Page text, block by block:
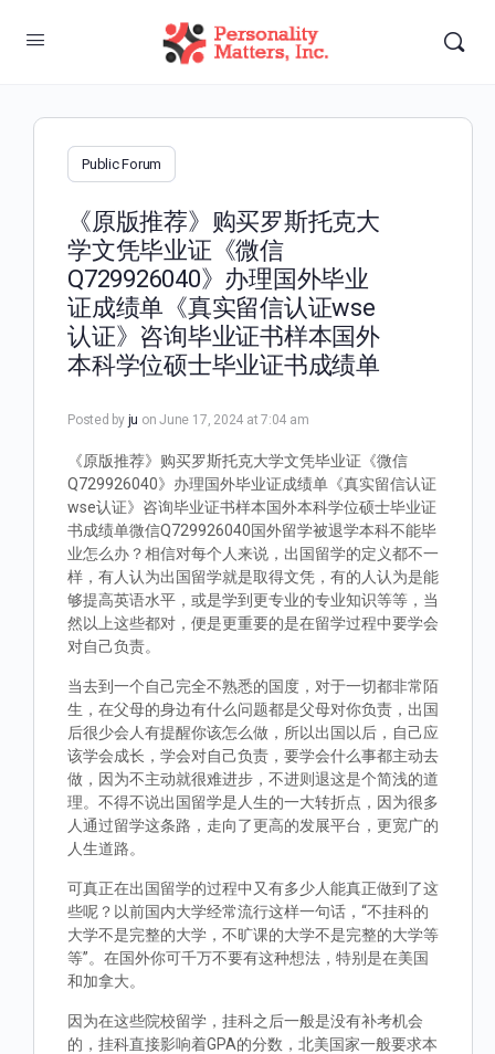
Public Forum
《原版推荐》购买罗斯托克大
学文凭毕业证《微信
Q729926040》办理国外毕业
证成绩单《真实留信认证wse
认证》咨询毕业证书样本国外
本科学位硕士毕业证书成绩单
Posted by ju on June 17, 2024 at 7:04 am
《原版推荐》购买罗斯托克大学文凭毕业证《微信
Q729926040》办理国外毕业证成绩单《真实留信认证
wse认证》咨询毕业证书样本国外本科学位硕士毕业证
书成绩单微信Q729926040国外留学被退学本科不能毕
业怎么办？相信对每个人来说，出国留学的定义都不一
样，有人认为出国留学就是取得文凭，有的人认为是能
够提高英语水平，或是学到更专业的专业知识等等，当
然以上这些都对，便是更重要的是在留学过程中要学会
对自己负责。
当去到一个自己完全不熟悉的国度，对于一切都非常陌
生，在父母的身边有什么问题都是父母对你负责，出国
后很少会人有提醒你该怎么做，所以出国以后，自己应
该学会成长，学会对自己负责，要学会什么事都主动去
做，因为不主动就很难进步，不进则退这是个简浅的道
理。不得不说出国留学是人生的一大转折点，因为很多
人通过留学这条路，走向了更高的发展平台，更宽广的
人生道路。
可真正在出国留学的过程中又有多少人能真正做到了这
些呢？以前国内大学经常流行这样一句话，“不挂科的
大学不是完整的大学，不旷课的大学不是完整的大学等
等”。在国外你可千万不要有这种想法，特别是在美国
和加拿大。
因为在这些院校留学，挂科之后一般是没有补考机会
的，挂科直接影响着GPA的分数，北美国家一般要求本